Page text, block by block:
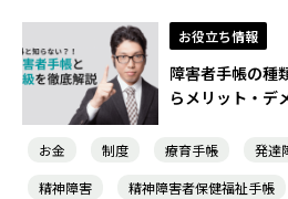
お役立ち情報
障害者手帳の種
らメリット・デ
お金 制度 療育手帳 発達
精神障害
精神障害者保健福祉手帳